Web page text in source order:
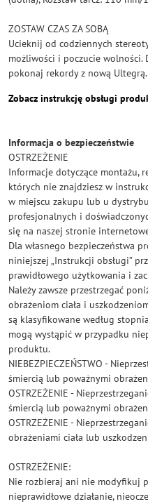
ZOSTAW CZAS ZA SOBĄ
Ucieknij od codziennych
możliwości i poczucie wolności.
pokonaj rekordy z nową Ultegrą.
Zobacz instrukcję obsługi
Informacja o bezpieczeństwie
OSTRZEŻENIE
Informacje dotyczące montażu,
których nie znajdziesz w
w miejscu zakupu lub u
profesjonalnych i
się na naszej stronie
Dla własnego bezpieczeństwa
niniejszej „Instrukcji obsługi”
prawidłowego użytkowania i
Należy zawsze przestrzegać
obrażeniom ciała i
są klasyfikowane według
mogą wystąpić w przypadku
produktu.
NIEBEZPIECZEŃSTWO -
śmiercią lub poważnymi
OSTRZEŻENIE -
śmiercią lub poważnymi
OSTRZEŻENIE -
obrażeniami ciała lub
OSTRZEŻENIE:
Nie rozbieraj ani nie modyfikuj
nieprawidłowe działanie,